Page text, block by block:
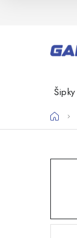
Šipky